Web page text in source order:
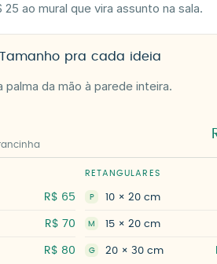
25 ao mural que vira assunto na sala.
Tamanho pra cada ideia
palma da mão à parede inteira.
R$ 65
R$ 70
R$ 80
RETANGULARES
P 10 × 20 cm
M 15 × 20 cm
G 20 × 30 cm